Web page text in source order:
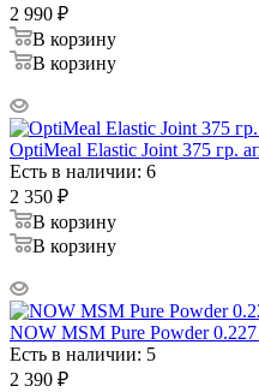
2 990 ₽
В корзину
В корзину
OptiMeal Elastic Joint 375 гр.
Есть в наличии: 6
2 350 ₽
В корзину
В корзину
NOW MSM Pure Powder
Есть в наличии: 5
2 390 ₽